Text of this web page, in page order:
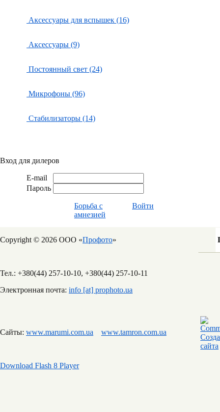
Аксессуары для вспышек (16)
Аксессуары (9)
Постоянный свет (24)
Микрофоны (96)
Стабилизаторы (14)
Вход для дилеров
E-mail
Пароль
Борьба с
амнезией
Войти
Copyright © 2026 ООО «Профото»
Тел.: +380(44) 257-10-10, +380(44) 257-10-11
Электронная почта: info [at] prophoto.ua
Сайты: www.marumi.com.ua www.tamron.com.ua
Download Flash 8 Player